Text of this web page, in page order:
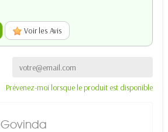
Voir les Avis
Prévenez-moi lorsque le produit est disponible
Govinda